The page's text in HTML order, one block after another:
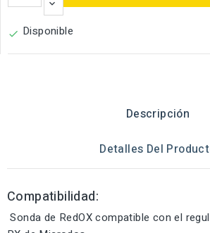
 Disponible
Descripción
Detalles Del
Compatibilidad:
Sonda de RedOX compatible con el